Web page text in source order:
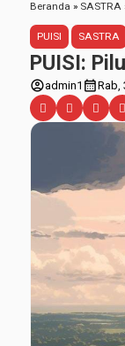
Beranda » SASTRA
PUISI SASTRA
PUISI:
account_circleadmin1 calendar_monthRab,